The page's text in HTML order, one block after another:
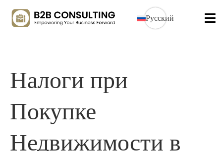
Русский
Налоги при
Покупке
Недвижимости в